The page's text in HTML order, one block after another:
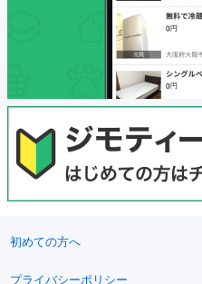
初めての方へ
プライバシーポリシー